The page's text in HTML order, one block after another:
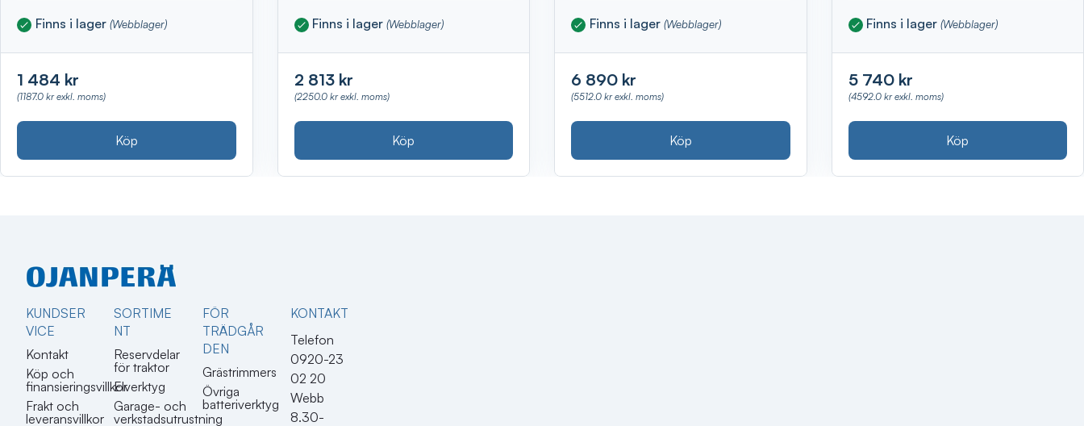
Finns i lager (Webblager)
1 484 kr
(1187.0 kr exkl. moms)
Köp
Finns i lager(Webblager)
2 813 kr
(2250.0 kr exkl. moms)
Köp
Finns i lager (Webblager)
6 890 kr
(5512.0 kr exkl. moms)
Köp
Finns i lager(Webblager)
5 740 kr
(4592.0 kr exkl. moms)
Köp
KUNDSER
VICE
Kontakt
Köp och
finansieringsvillkor
Frakt och
leveransvillkor
SORTIME
NT
Reservdelar
för traktor
Elverktyg
Garage- och
verkstadsutrustning
FÖR
TRÄDGÅR
DEN
Grästrimmers
Övriga
batteriverktyg
KONTAKT​
Telefon
0920-23
02 20
Webb
8.30-